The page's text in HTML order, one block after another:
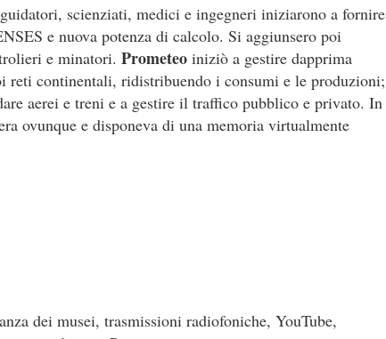
scienziati, medici e ingegneri iniziarono a fornire
e nuova potenza di calcolo. Si aggiunsero poi
e minatori. Prometeo iniziò a gestire dapprima
reti continentali, ridistribuendo i consumi e le produzioni;
aerei e treni e a gestire il traffico pubblico e privato. In
ovunque e disponeva di una memoria virtualmente
dei musei, trasmissioni radiofoniche, YouTube,